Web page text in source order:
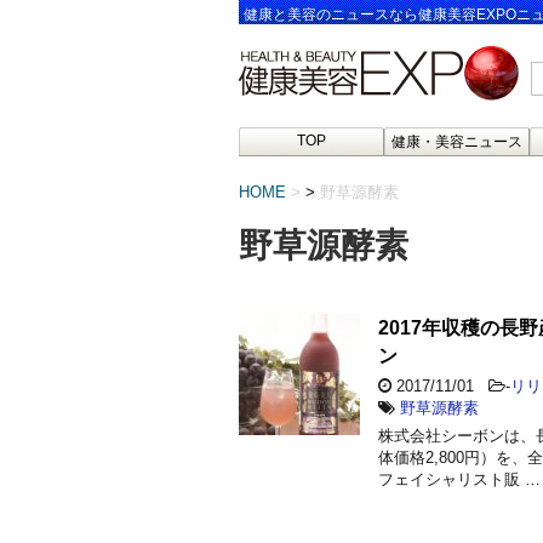
健康と美容のニュースなら健康美容EXPOニ
TOP 健康・美容ニュース
HOME > 野草源酵素
野草源酵素
2017年収穫の長
ン
2017/11/01 - リ
野草源酵素
株式会社シーボンは
体価格2,800円）を、
フェイシャリスト販 …